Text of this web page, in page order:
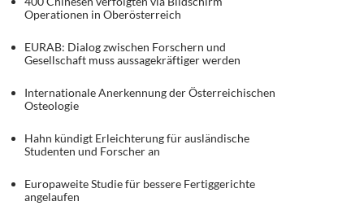
Operationen in Oberösterreich
EURAB: Dialog zwischen Forschern und
Gesellschaft muss aussagekräftiger werden
Internationale Anerkennung der Österreichischen
Osteologie
Hahn kündigt Erleichterung für ausländische
Studenten und Forscher an
Europaweite Studie für bessere Fertiggerichte
angelaufen